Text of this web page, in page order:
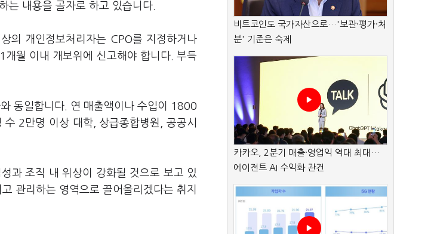
는 내용을 골자로 하고 있습니다.
의 개인정보처리자는 CPO를 지정하거나
개월 이내 개보위에 신고해야 합니다. 부득
동일합니다. 연 매출액이나 수입이 1800
2만명 이상 대학, 상급종합병원, 공공시
과 조직 내 위상이 강화될 것으로 보고 있
관리하는 영역으로 끌어올리겠다는 취지
비트코인도 국가자산으로…'보관·평가·처
분' 기준은 숙제
카카오, 2분기 매출·영업익 역대 최대…
에이전트 AI 수익화 관건